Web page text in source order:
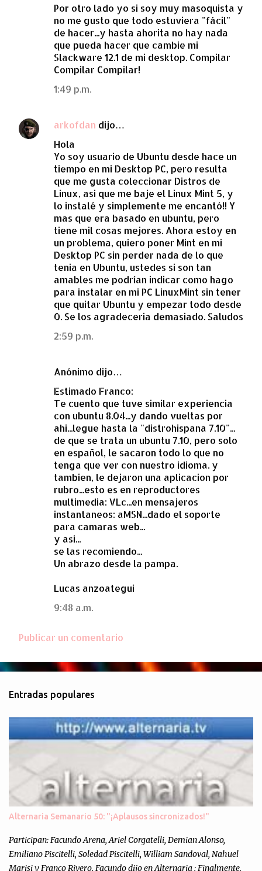
Por otro lado yo si soy muy masoquista y
no me gusto que todo estuviera "fácil"
de hacer...y hasta ahorita no hay nada
que pueda hacer que cambie mi
Slackware 12.1 de mi desktop. Compilar
Compilar Compilar!
1:49 p.m.
arkofdan dijo…
Hola
Yo soy usuario de Ubuntu desde hace un
tiempo en mi Desktop PC, pero resulta
que me gusta coleccionar Distros de
Linux, asi que me baje el Linux Mint 5, y
lo instalé y simplemente me encantó!! Y
mas que era basado en ubuntu, pero
tiene mil cosas mejores. Ahora estoy en
un problema, quiero poner Mint en mi
Desktop PC sin perder nada de lo que
tenia en Ubuntu, ustedes si son tan
amables me podrían indicar como hago
para instalar en mi PC LinuxMint sin tener
que quitar Ubuntu y empezar todo desde
0. Se los agradeceria demasiado. Saludos
2:59 p.m.
Anónimo dijo…
Estimado Franco:
Te cuento que tuve similar experiencia
con ubuntu 8.04...y dando vueltas por
ahi...legue hasta la "distrohispana 7.10"...
de que se trata un ubuntu 7.10, pero solo
en español, le sacaron todo lo que no
tenga que ver con nuestro idioma. y
tambien, le dejaron una aplicacion por
rubro...esto es en reproductores
multimedia: VLc...en mensajeros
instantaneos: aMSN...dado el soporte
para camaras web...
y asi...
se las recomiendo...
Un abrazo desde la pampa.
Lucas anzoategui
9:48 a.m.
Publicar un comentario
Entradas populares
Alternaria Semanario 50: "¡Aplausos sincronizados!"
Participan: Facundo Arena, Ariel Corgatelli, Demian Alonso,
Emiliano Piscitelli, Soledad Piscitelli, William Sandoval, Nahuel
Marisi y Franco Rivero. Facundo dijo en Alternaria : Finalmente,